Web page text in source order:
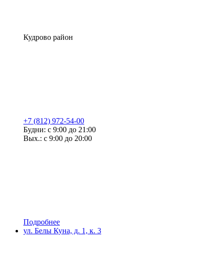
Кудрово район
+7 (812) 972-54-00
Будни: с 9:00 до 21:00
Вых.: с 9:00 до 20:00
Подробнее
ул. Белы Куна, д. 1, к. 3